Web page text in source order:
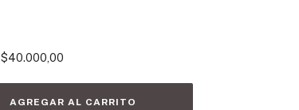
$40.000,00